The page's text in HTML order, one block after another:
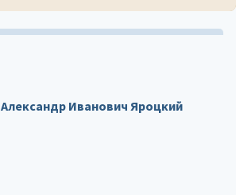
Александр Иванович Яроцкий